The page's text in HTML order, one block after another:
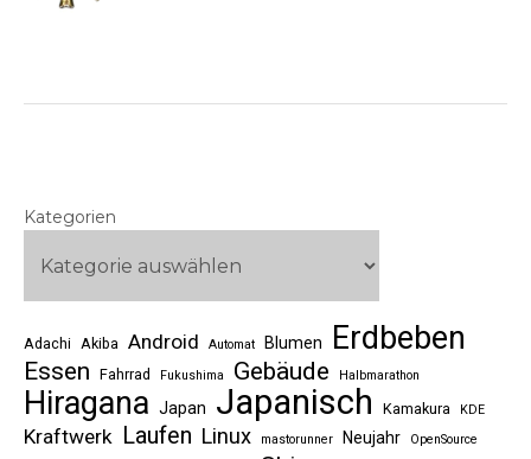
Kategorien
Adachi Akiba Android Automat Blumen Erdbeben
Essen Fahrrad Fukushima Gebäude Halbmarathon
Hiragana Japan Japanisch Kamakura KDE
Kraftwerk Laufen Linux mastorunner Neujahr OpenSource